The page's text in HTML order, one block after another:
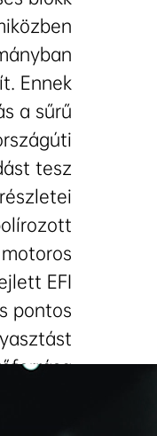
Ennek
a sűrű
tesz
EFI
pontos